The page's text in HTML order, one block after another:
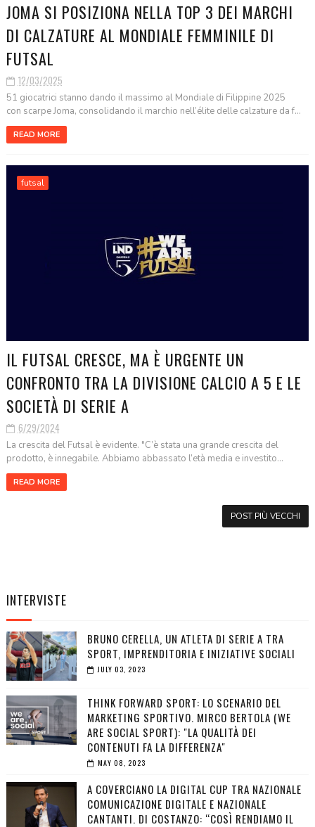
JOMA SI POSIZIONA NELLA TOP 3 DEI MARCHI
DI CALZATURE AL MONDIALE FEMMINILE DI
FUTSAL
12/03/2025
51 giocatrici stanno dando il massimo al Mondiale di Filippine 2025
con scarpe Joma, consolidando il marchio nell’élite delle calzature da f...
READ MORE
futsal
IL FUTSAL CRESCE, MA È URGENTE UN
CONFRONTO TRA LA DIVISIONE CALCIO A 5 E LE
SOCIETÀ DI SERIE A
6/29/2024
La crescita del Futsal è evidente. "C’è stata una grande crescita del
prodotto, è innegabile. Abbiamo abbassato l’età media e investito...
READ MORE
POST PIÙ VECCHI
INTERVISTE
BRUNO CERELLA, UN ATLETA DI SERIE A TRA
SPORT, IMPRENDITORIA E INIZIATIVE SOCIALI
JULY 03, 2023
THINK FORWARD SPORT: LO SCENARIO DEL
MARKETING SPORTIVO. MIRCO BERTOLA (WE
ARE SOCIAL SPORT): "LA QUALITÀ DEI
CONTENUTI FA LA DIFFERENZA"
MAY 08, 2023
A COVERCIANO LA DIGITAL CUP TRA NAZIONALE
COMUNICAZIONE DIGITALE E NAZIONALE
CANTANTI. DI COSTANZO: “COSÌ RENDIAMO IL